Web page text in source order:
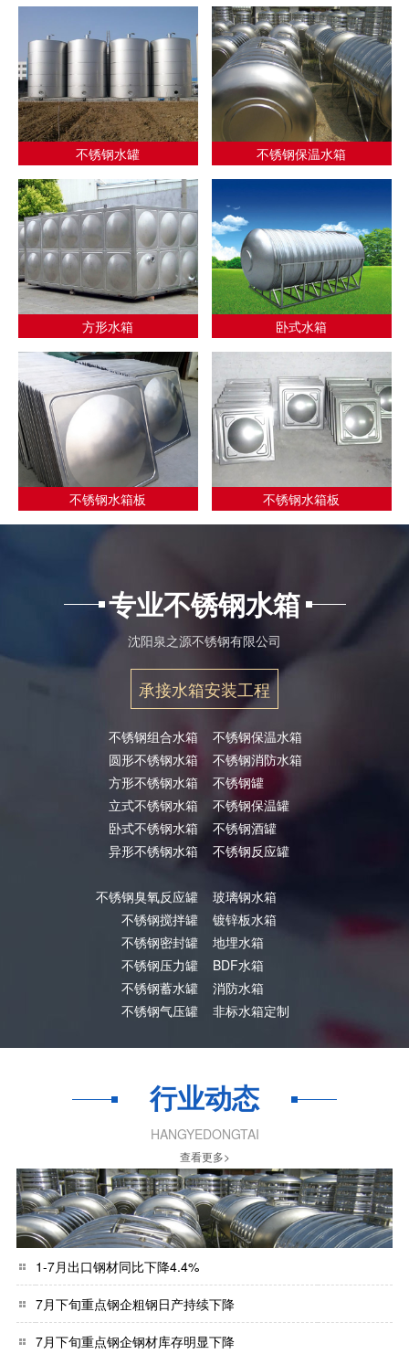
不锈钢水罐 不锈钢保温水箱
方形水箱 卧式水箱
不锈钢水箱板 不锈钢水箱板
专业不锈钢水箱
沈阳泉之源不锈钢有限公司
承接水箱安装工程
不锈钢组合水箱
圆形不锈钢水箱
方形不锈钢水箱
立式不锈钢水箱
卧式不锈钢水箱
异形不锈钢水箱
不锈钢臭氧反应罐
不锈钢搅拌罐
不锈钢密封罐
不锈钢压力罐
不锈钢蓄水罐
不锈钢气压罐
不锈钢保温水箱
不锈钢消防水箱
不锈钢罐
不锈钢保温罐
不锈钢酒罐
不锈钢反应罐
玻璃钢水箱
镀锌板水箱
地埋水箱
BDF水箱
消防水箱
非标水箱定制
行业动态
HANGYEDONGTAI
查看更多>
1-7月出口钢材同比下降4.4%
7月下旬重点钢企粗钢日产持续下降
7月下旬重点钢企钢材库存明显下降